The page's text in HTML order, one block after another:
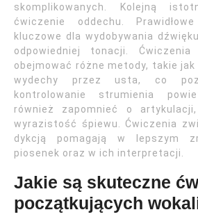
skomplikowanych. Kolejną
ćwiczenie oddechu.
kluczowe dla wydobywania
odpowiedniej tonacji. Ćwiczenia
obejmować różne metody, takie
wydechy przez usta, co
kontrolowanie strumienia
również zapomnieć o
wyrazistość śpiewu. Ćwiczenia
dykcją pomagają w lepszym
piosenek oraz w ich interpretacji.
Jakie są skuteczne
początkujących